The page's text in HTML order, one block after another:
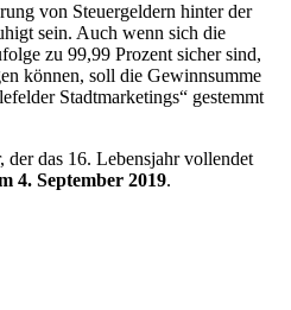
von Steuergeldern hinter der
sein. Auch wenn sich die
zu 99,99 Prozent sicher sind,
können, soll die Gewinnsumme
Stadtmarketings“ gestemmt
der das 16. Lebensjahr vollendet
4. September 2019.